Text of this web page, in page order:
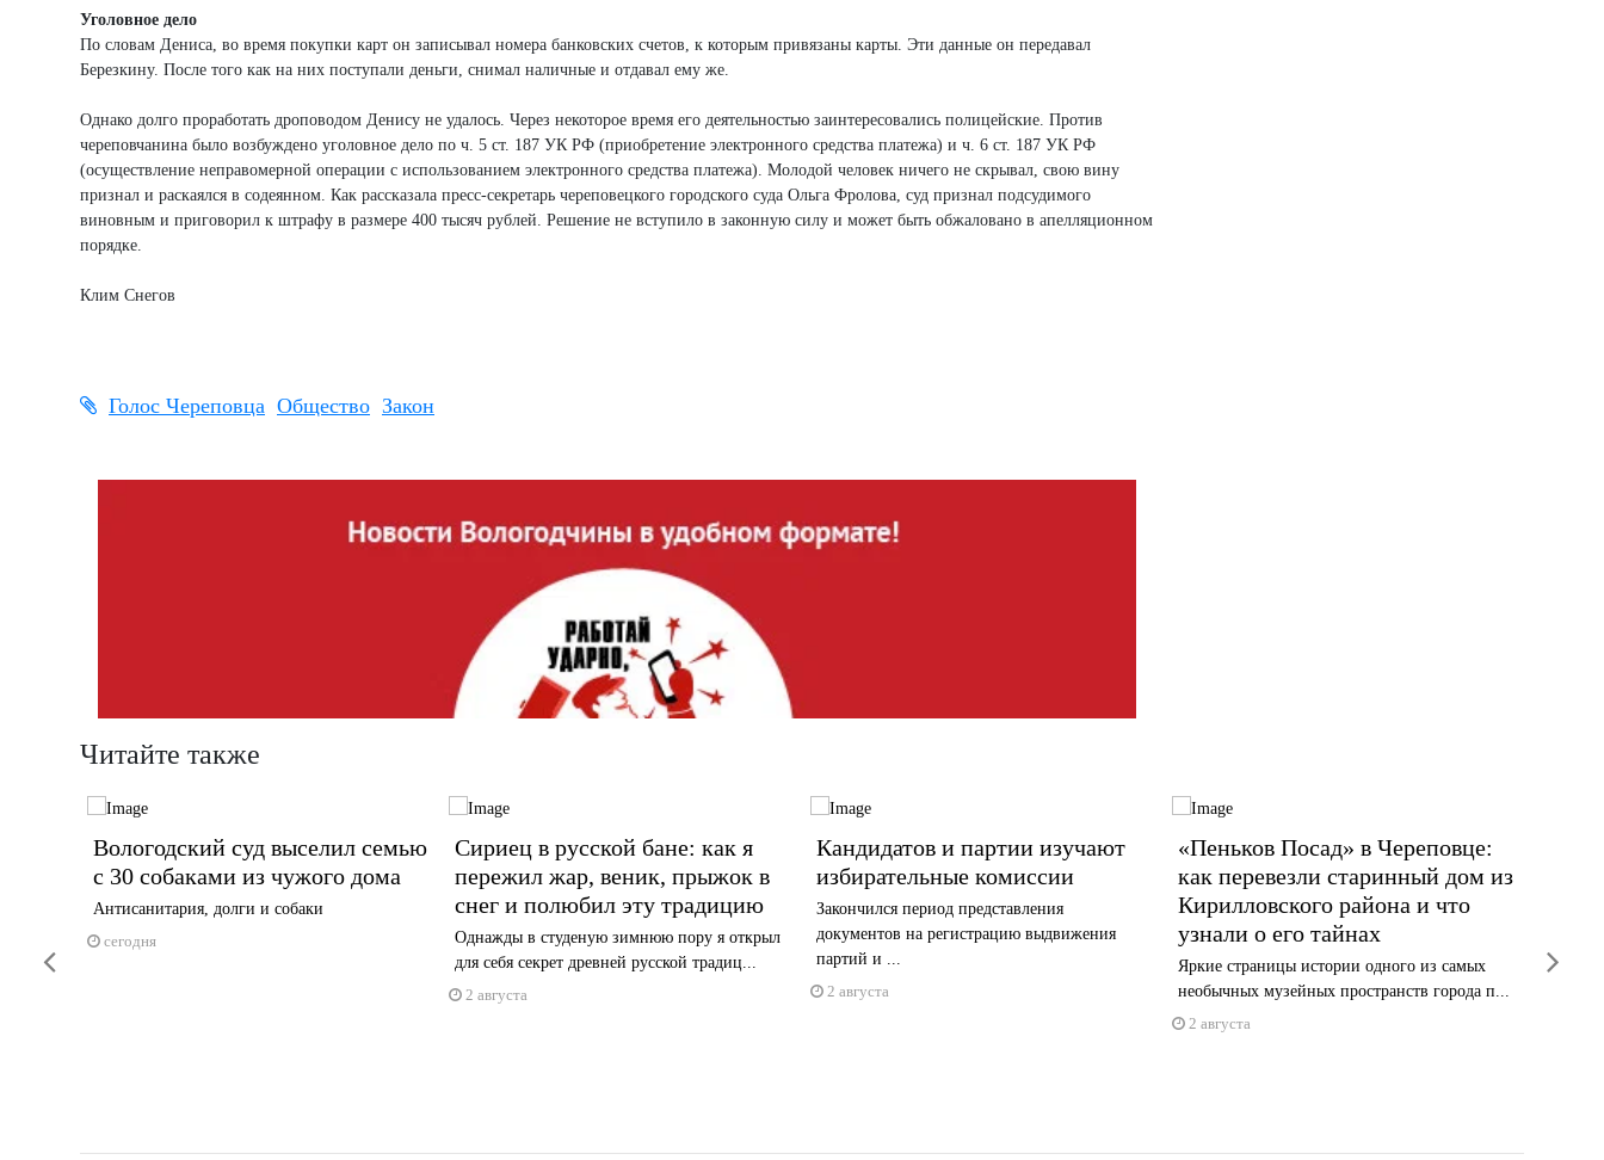
Уголовное дело
По словам Дениса, во время покупки карт он записывал номера банковских счетов, к которым привязаны карты. Эти данные он передавал
Березкину. После того как на них поступали деньги, снимал наличные и отдавал ему же.
Однако долго проработать дроповодом Денису не удалось. Через некоторое время его деятельностью заинтересовались полицейские. Против
череповчанина было возбуждено уголовное дело по ч. 5 ст. 187 УК РФ (приобретение электронного средства платежа) и ч. 6 ст. 187 УК РФ
(осуществление неправомерной операции с использованием электронного средства платежа). Молодой человек ничего не скрывал, свою вину
признал и раскаялся в содеянном. Как рассказала пресс-секретарь череповецкого городского суда Ольга Фролова, суд признал подсудимого
виновным и приговорил к штрафу в размере 400 тысяч рублей. Решение не вступило в законную силу и может быть обжаловано в апелляционном
порядке.
Клим Снегов
Голос Череповца Общество Закон
Читайте также
...
Вологодский суд выселил семью
с 30 собаками из чужого дома
Антисанитария, долги и собаки
сегодня
Сириец в русской бане: как я
пережил жар, веник, прыжок в
снег и полюбил эту традицию
Однажды в студеную зимнюю пору я открыл
для себя секрет древней русской традиц...
2 августа
Кандидатов и партии изучают
избирательные комиссии
Закончился период представления
документов на регистрацию выдвижения
партий и ...
2 августа
«Пеньков Посад» в Череповце:
как перевезли старинный дом из
Кирилловского района и что
узнали о его тайнах
Яркие страницы истории одного из самых
необычных музейных пространств города п...
2 августа
1